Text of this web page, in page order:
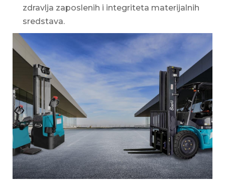
zdravlja zaposlenih i integriteta materijalnih
sredstava.